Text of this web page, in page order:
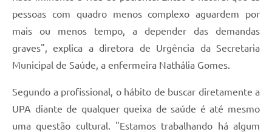
pessoas com quadro menos complexo aguardem por
mais ou menos tempo, a depender das demandas
graves", explica a diretora de Urgência da Secretaria
Municipal de Saúde, a enfermeira Nathália Gomes.
Segundo a profissional, o hábito de buscar diretamente a
UPA diante de qualquer queixa de saúde é até mesmo
uma questão cultural. "Estamos trabalhando há algum